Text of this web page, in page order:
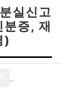
실신고
증, 재
)